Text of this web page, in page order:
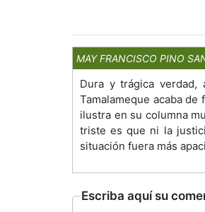
MAY FRANCISCO PINO
Dura y trágica
Tamalameque acaba de
ilustra en su columna
triste es que ni la
situación fuera más
Escriba aquí su